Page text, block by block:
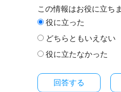
この情報はお役に立ち
役に立った
どちらともいえない
役に立たなかった